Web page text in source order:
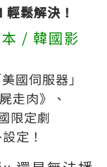
鬆解決！
本 / 韓國影
國伺服器」
走肉》、
限定劇
定！